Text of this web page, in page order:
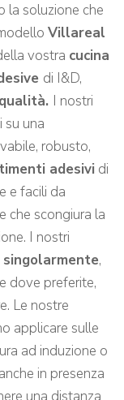
la soluzione che
Villareal
vostra cucina
di I&D,
I nostri
una
robusto,
adesivi di
e facili da
che scongiura la
I nostri
,
dove preferite,
Le nostre
applicare sulle
ad induzione o
in presenza